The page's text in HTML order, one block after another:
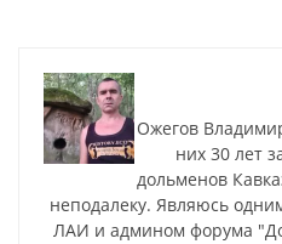
Ожегов
них 30 лет
дольменов
неподалеку. Являюсь
ЛАИ и админом форума